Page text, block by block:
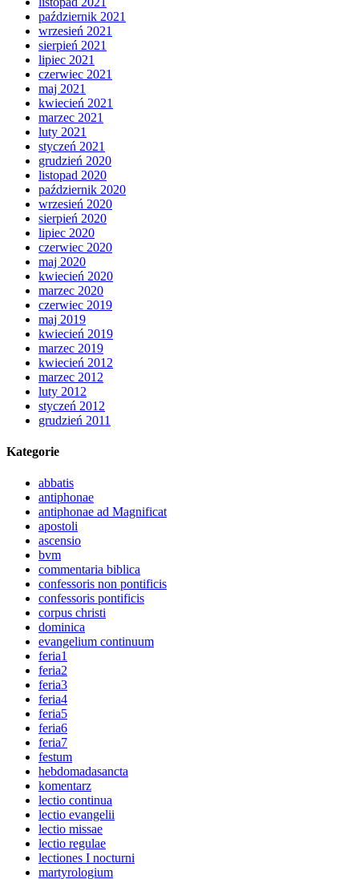
październik 2021
wrzesień 2021
sierpień 2021
lipiec 2021
czerwiec 2021
maj 2021
kwiecień 2021
marzec 2021
luty 2021
styczeń 2021
grudzień 2020
listopad 2020
październik 2020
wrzesień 2020
sierpień 2020
lipiec 2020
czerwiec 2020
maj 2020
kwiecień 2020
marzec 2020
czerwiec 2019
maj 2019
kwiecień 2019
marzec 2019
kwiecień 2012
marzec 2012
luty 2012
styczeń 2012
grudzień 2011
Kategorie
abbatis
antiphonae
antiphonae ad Magnificat
apostoli
ascensio
bvm
commentaria biblica
confessoris non pontificis
confessoris pontificis
corpus christi
dominica
evangelium continuum
feria1
feria2
feria3
feria4
feria5
feria6
feria7
festum
hebdomadasancta
komentarz
lectio continua
lectio evangelii
lectio missae
lectio regulae
lectiones I nocturni
martyrologium